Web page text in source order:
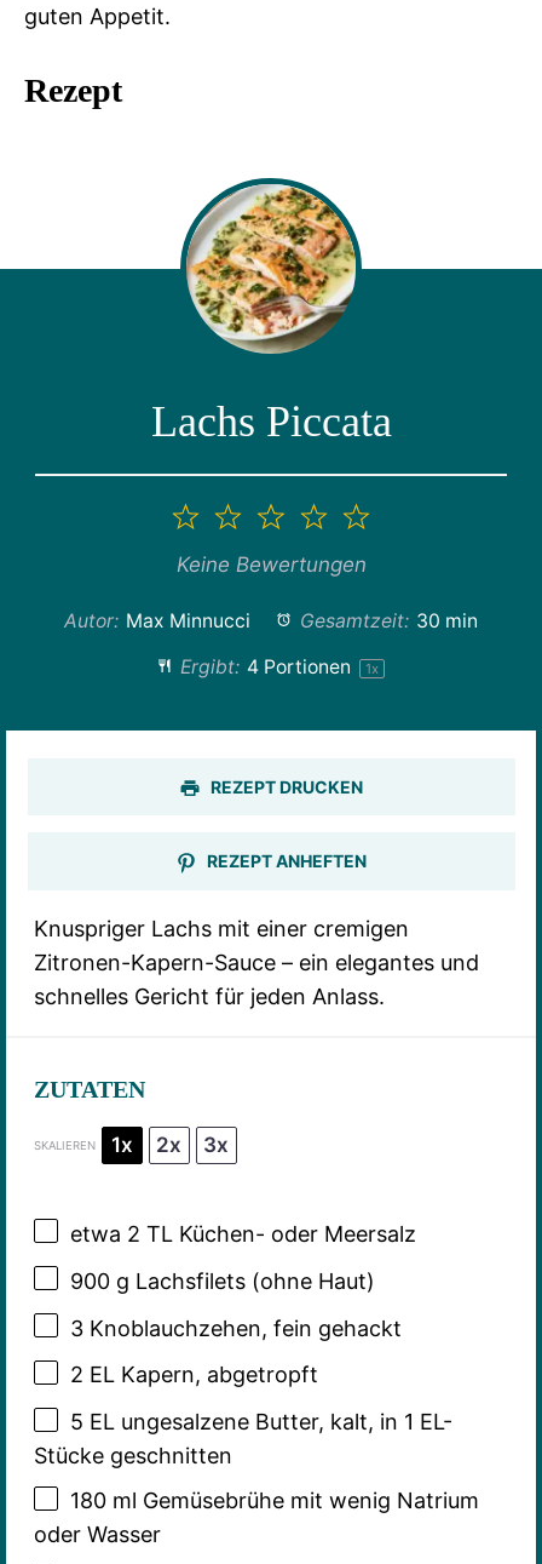
guten Appetit.
Rezept
Lachs Piccata
5
4
Sterne
3
Sterne
2
Sterne
1
Stern
Keine Bewertungen
Autor: Max Minnucci Gesamtzeit: 30 min
Ergibt: 4 Portionen 1x
REZEPT DRUCKEN
REZEPT ANHEFTEN
Knuspriger Lachs mit einer cremigen
Zitronen-Kapern-Sauce – ein elegantes und
schnelles Gericht für jeden Anlass.
ZUTATEN
SKALIEREN 1x 2x 3x
etwa 2 TL Küchen- oder Meersalz
900 g Lachsfilets (ohne Haut)
3Knoblauchzehen, fein gehackt
2 EL Kapern, abgetropft
5 EL ungesalzene Butter, kalt, in 1 EL-
Stücke geschnitten
180ml Gemüsebrühe mit wenig Natrium
oder Wasser